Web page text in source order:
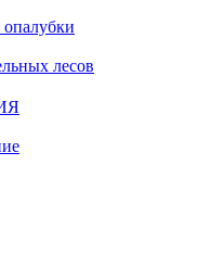
лесов